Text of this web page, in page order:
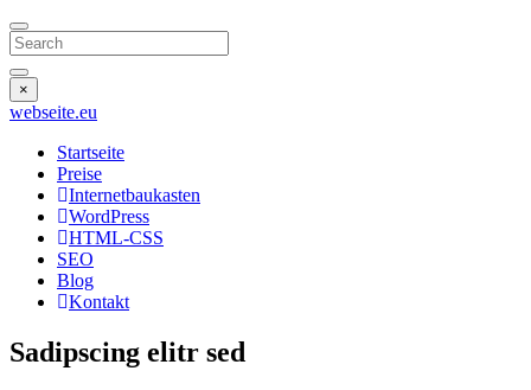
Search
×
webseite.eu
Startseite
Preise
Internetbaukasten
WordPress
HTML-CSS
SEO
Blog
Kontakt
Sadipscing elitr sed